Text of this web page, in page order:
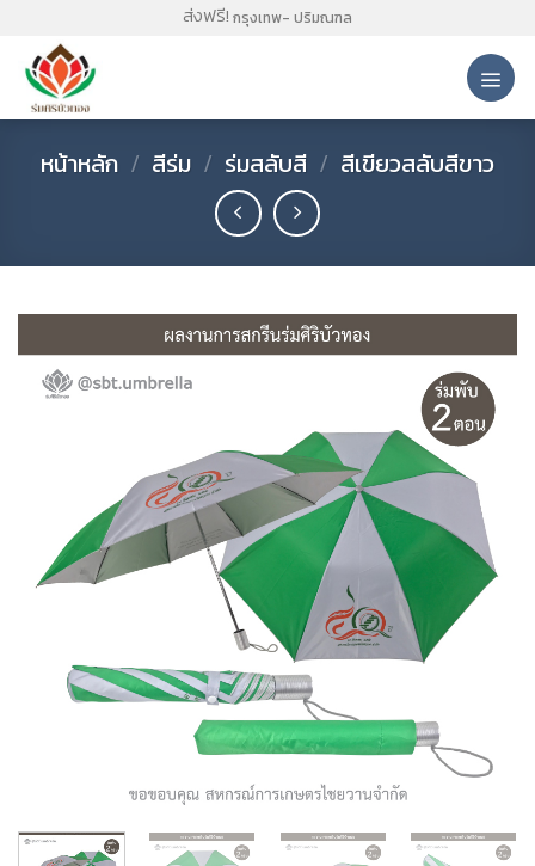
content
ส่งฟรี! กรุงเทพ- ปริมณฑล
หน้าหลัก / สีร่ม / ร่มสลับสี / สีเขียวสลับสีขาว